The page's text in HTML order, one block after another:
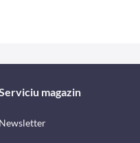
magazin
Newsletter